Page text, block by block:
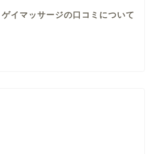
ゲイマッサージの口コミについて